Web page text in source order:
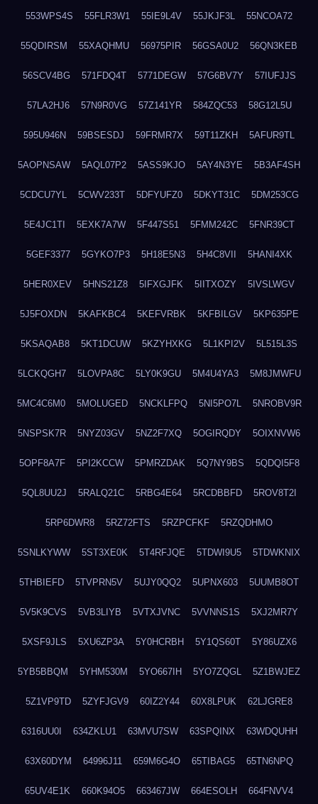
553WPS4S 55FLR3W1 55IE9L4V 55JKJF3L 55NCOA72
55QDIRSM 55XAQHMU 56975PIR 56GSA0U2 56QN3KEB
56SCV4BG 571FDQ4T 5771DEGW 57G6BV7Y 57IUFJJS
57LA2HJ6 57N9R0VG 57Z141YR 584ZQC53 58G12L5U
595U946N 59BSESDJ 59FRMR7X 59T11ZKH 5AFUR9TL
5AOPNSAW 5AQL07P2 5ASS9KJO 5AY4N3YE 5B3AF4SH
5CDCU7YL 5CWV233T 5DFYUFZ0 5DKYT31C 5DM253CG
5E4JC1TI 5EXK7A7W 5F447S51 5FMM242C 5FNR39CT
5GEF3377 5GYKO7P3 5H18E5N3 5H4C8VII 5HANI4XK
5HER0XEV 5HNS21Z8 5IFXGJFK 5IITXOZY 5IVSLWGV
5J5FOXDN 5KAFKBC4 5KEFVRBK 5KFBILGV 5KP635PE
5KSAQAB8 5KT1DCUW 5KZYHXKG 5L1KPI2V 5L515L3S
5LCKQGH7 5LOVPA8C 5LY0K9GU 5M4U4YA3 5M8JMWFU
5MC4C6M0 5MOLUGED 5NCKLFPQ 5NI5PO7L 5NROBV9R
5NSPSK7R 5NYZ03GV 5NZ2F7XQ 5OGIRQDY 5OIXNVW6
5OPF8A7F 5PI2KCCW 5PMRZDAK 5Q7NY9BS 5QDQI5F8
5QL8UU2J 5RALQ21C 5RBG4E64 5RCDBBFD 5ROV8T2I
5RP6DWR8 5RZ72FTS 5RZPCFKF 5RZQDHMO
5SNLKYWW 5ST3XE0K 5T4RFJQE 5TDWI9U5 5TDWKNIX
5THBIEFD 5TVPRN5V 5UJY0QQ2 5UPNX603 5UUMB8OT
5V5K9CVS 5VB3LIYB 5VTXJVNC 5VVNNS1S 5XJ2MR7Y
5XSF9JLS 5XU6ZP3A 5Y0HCRBH 5Y1QS60T 5Y86UZX6
5YB5BBQM 5YHM530M 5YO667IH 5YO7ZQGL 5Z1BWJEZ
5Z1VP9TD 5ZYFJGV9 60IZ2Y44 60X8LPUK 62LJGRE8
6316UU0I 634ZKLU1 63MVU7SW 63SPQINX 63WDQUHH
63X60DYM 64996J11 659M6G4O 65TIBAG5 65TN6NPQ
65UV4E1K 660K94O5 663467JW 664ESOLH 664FNVV4